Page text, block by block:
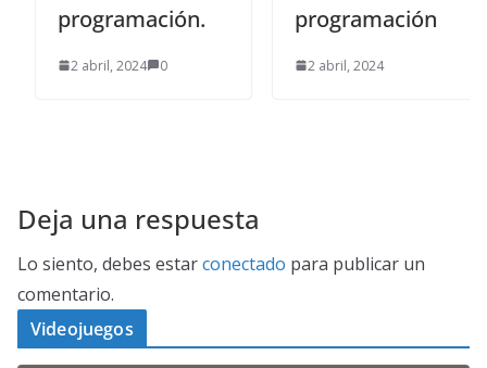
programación.
2 abril, 2024 0
programación
2 abril, 2024
Deja una respuesta
Lo siento, debes estarconectado para publicar un
comentario.
Videojuegos